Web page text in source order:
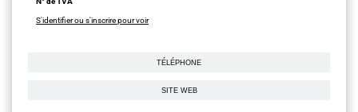
S'identifier ou s'inscrire pour voir
TÉLÉPHONE
SITE WEB